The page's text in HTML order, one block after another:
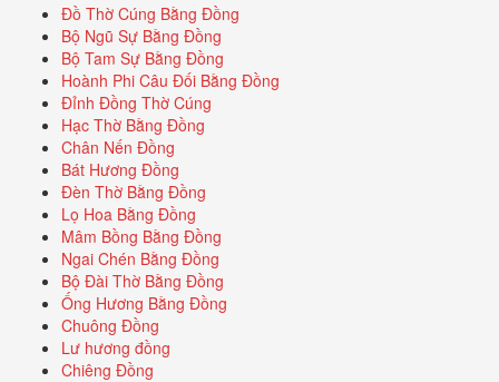
Đồ Thờ Cúng Bằng Đồng
Bộ Ngũ Sự Bằng Đồng
Bộ Tam Sự Bằng Đồng
Hoành Phi Câu Đối Bằng Đồng
Đỉnh Đồng Thờ Cúng
Hạc Thờ Bằng Đồng
Chân Nến Đồng
Bát Hương Đồng
Đèn Thờ Bằng Đồng
Lọ Hoa Bằng Đồng
Mâm Bồng Bằng Đồng
Ngai Chén Bằng Đồng
Bộ Đài Thờ Bằng Đồng
Ống Hương Bằng Đồng
Chuông Đồng
Lư hương đồng
Chiêng Đồng